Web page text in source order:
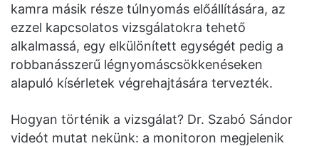
kamra másik része túlnyomás előállítására, az
ezzel kapcsolatos vizsgálatokra tehető
alkalmassá, egy elkülönített egységét pedig a
robbanásszerű légnyomáscsökkenéseken
alapuló kísérletek végrehajtására tervezték.
Hogyan történik a vizsgálat? Dr. Szabó Sándor
videót mutat nekünk: a monitoron megjelenik